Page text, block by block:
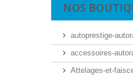
NOS
autoprestige-
accessoires-
Attelages-et-